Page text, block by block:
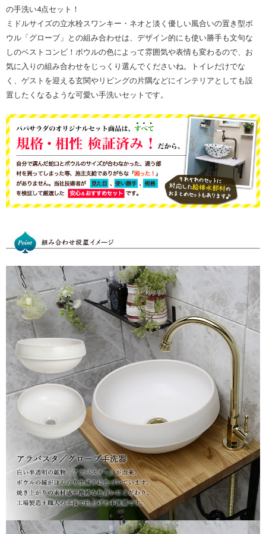
の手洗い4点セット！
ミドルサイズの立水栓スワンキー・ネオと淡く優しい風合いの置き型ボ
ウル「グローブ」との組み合わせは、デザイン的にも使い勝手も文句な
しのベストコンビ！ボウルの色によって雰囲気や表情も変わるので、お
気に入りの組み合わせをじっくり選んでくださいね。トイレだけでな
く、ゲストを迎える玄関やリビングの片隅などにインテリアとしても設
置したくなるような可愛い手洗いセットです。